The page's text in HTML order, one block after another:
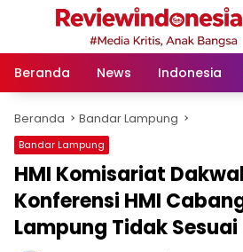
Langsung
Beranda
News Indonesia
Beranda Bandar Lampung
Bandar Lampung
HMI Komisariat
Konferensi HMI
Lampung Tidak